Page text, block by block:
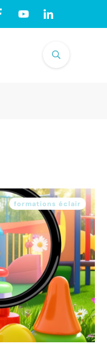
formations éclair